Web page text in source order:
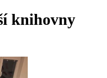
knihovny